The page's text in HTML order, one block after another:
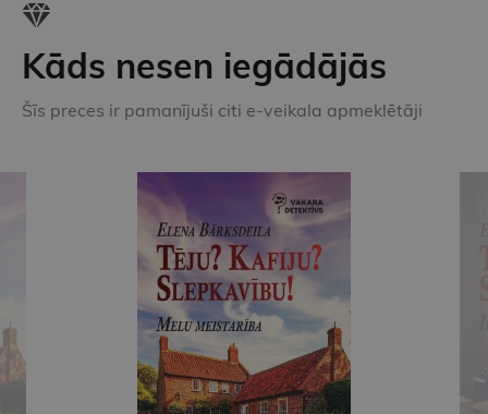
Kāds nesen iegādājās
Šīs preces ir pamanījuši citi e-veikala apmeklētāji